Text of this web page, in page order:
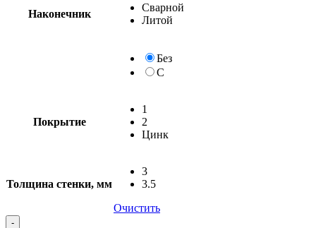
Наконечник
Сварной
Литой
Без
С
Покрытие
1
2
Цинк
Толщина стенки, мм
3
3.5
Очистить
-